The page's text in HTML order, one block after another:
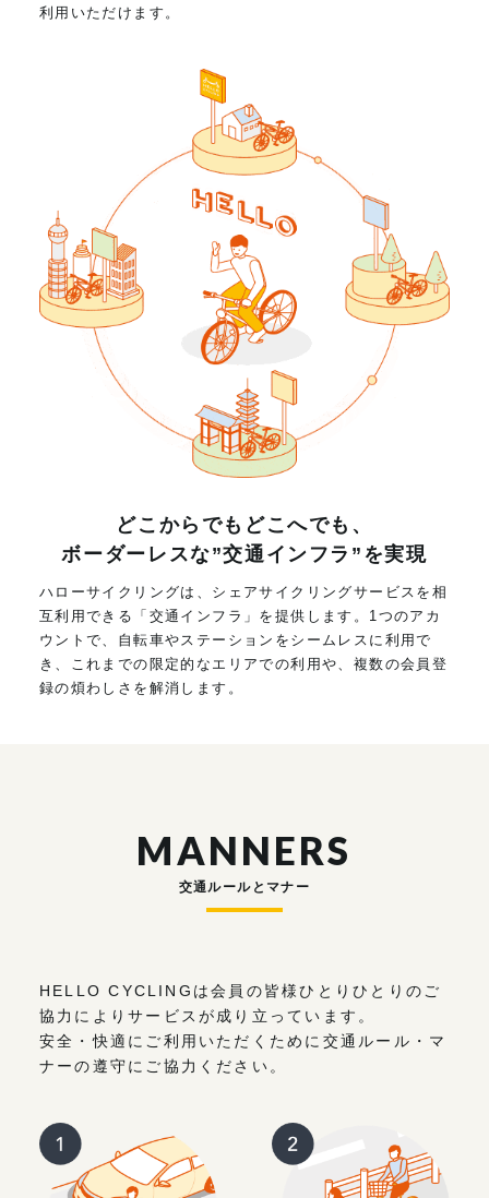
利用いただけます。
どこからでもどこへでも、
ボーダーレスな”交通インフラ”を実現
ハローサイクリングは、シェアサイクリングサービスを相
互利用できる「交通インフラ」を提供します。1つのアカ
ウントで、自転車やステーションをシームレスに利用で
き、これまでの限定的なエリアでの利用や、複数の会員登
録の煩わしさを解消します。
MANNERS
交通ルールとマナー
HELLO CYCLINGは会員の皆様ひとりひとりのご
協力によりサービスが成り立っています。
安全・快適にご利用いただくために交通ルール・マ
ナーの遵守にご協力ください。